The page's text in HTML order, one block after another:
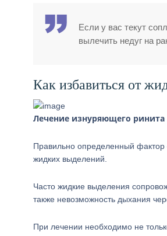
Если у вас текут
вылечить недуг на
Как избавиться от
Лечение изнуряющего ринита
Правильно определенный фактор
жидких выделений.
Часто жидкие выделения
также невозможность дыхания
При лечении необходимо не